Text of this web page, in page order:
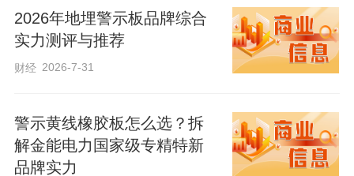
“移动式户籍窗口”是阜城县公安局探索户籍
弱病残等行动不便的群众提供上门办理服
务。这种服务模式将户籍窗口移动到群众
2026年地埋警示板品牌综合
实力测评与推荐
财经 2026-7-31
警示黄线橡胶板怎么选？拆
解金能电力国家级专精特新
品牌实力